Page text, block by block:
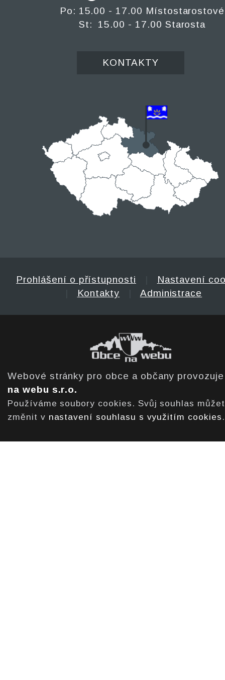
Po: 15.00 - 17.00 Místostarostové
St: 15.00 - 17.00 Starosta
KONTAKTY
Prohlášení o přístupnosti
Nastavení
Kontakty Administrace
Webové stránky pro obce a občany
na webu s.r.o.
Používáme soubory cookies. Svůj souhlas
změnit v nastavení souhlasu s využitím cookies .